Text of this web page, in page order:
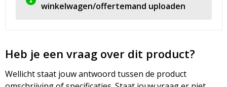
winkelwagen/offertemand uploaden
Heb je een vraag over dit product?
Wellicht staat jouw antwoord tussen de product